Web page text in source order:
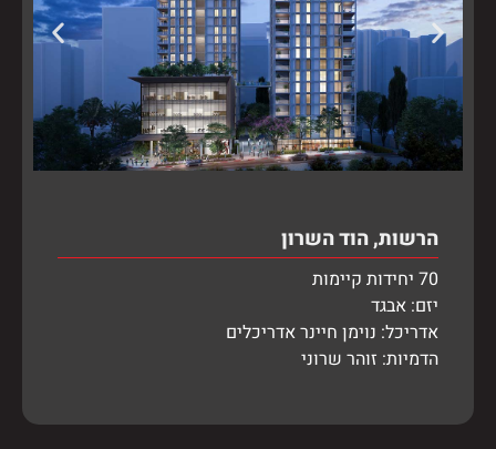
הרשות, הוד השרון
70 יחידות קיימות
יזם: אבגד
אדריכל: נוימן חיינר אדריכלים
הדמיות: זוהר שרוני